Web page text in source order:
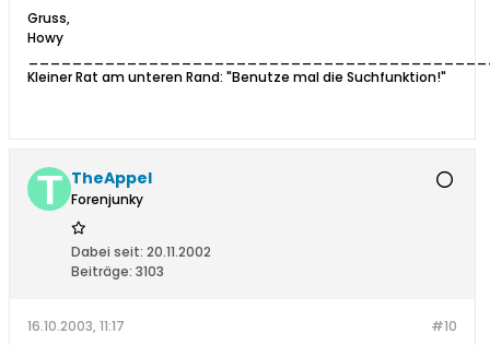
Gruss,
Howy
Kleiner Rat am unteren Rand: "Benutze mal die Suchfunktion!"
TheAppel
Forenjunky
Dabei seit: 20.11.2002
Beiträge: 3103
#10
16.10.2003, 11:17